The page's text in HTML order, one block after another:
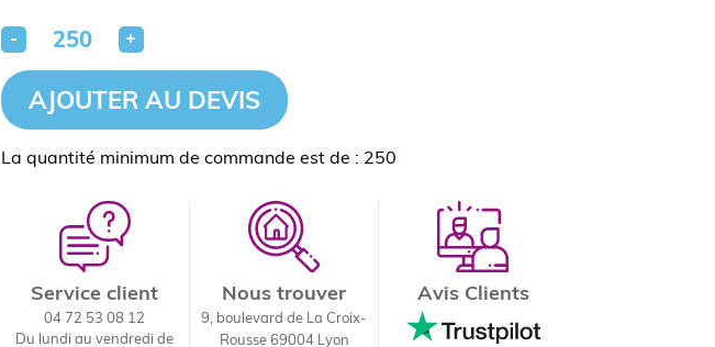
- +
AJOUTER AU DEVIS
La quantité minimum de commande est de : 250
Service client
04 72 53 08 12
Du lundi au vendredi de
Nous trouver
9, boulevard de La Croix-
Rousse 69004 Lyon
Avis Clients